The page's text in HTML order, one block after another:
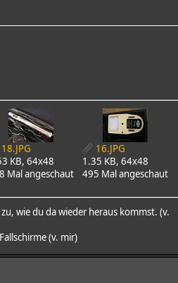
18.JPG
KB, 64x48
Mal angeschaut
16.JPG
1.35 KB, 64x48
495 Mal angeschaut
wie du da wieder heraus kommst. (v.
(v. mir)